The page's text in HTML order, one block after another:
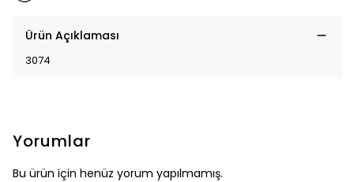
Ürün Açıklaması
3074
Yorumlar
Bu ürün için henüz yorum yapılmamış.